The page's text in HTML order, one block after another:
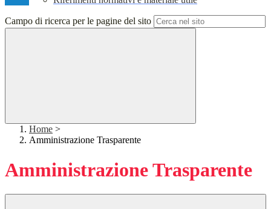
Campo di ricerca per le pagine del sito
Home >
Amministrazione Trasparente
Amministrazione Trasparente